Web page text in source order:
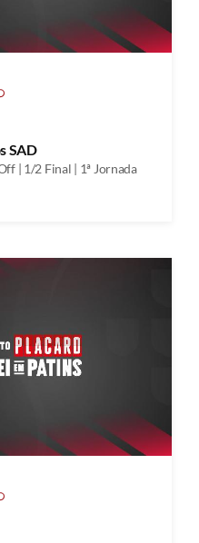
SAD
| 1/2 Final | 1ª Jornada